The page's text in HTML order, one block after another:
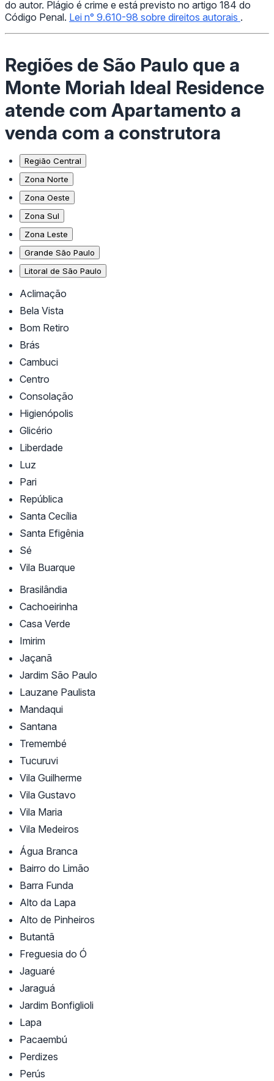
do autor. Plágio é crime e está previsto no artigo 184 do
Código Penal. Lei n° 9.610-98 sobre direitos autorais .
Regiões de São Paulo que a
Monte Moriah Ideal Residence
atende com Apartamento a
venda com a construtora
Região Central
Zona Norte
Zona Oeste
Zona Sul
Zona Leste
Grande São Paulo
Litoral de São Paulo
Aclimação
Bela Vista
Bom Retiro
Brás
Cambuci
Centro
Consolação
Higienópolis
Glicério
Liberdade
Luz
Pari
República
Santa Cecília
Santa Efigênia
Sé
Vila Buarque
Brasilândia
Cachoeirinha
Casa Verde
Imirim
Jaçanã
Jardim São Paulo
Lauzane Paulista
Mandaqui
Santana
Tremembé
Tucuruvi
Vila Guilherme
Vila Gustavo
Vila Maria
Vila Medeiros
Água Branca
Bairro do Limão
Barra Funda
Alto da Lapa
Alto de Pinheiros
Butantã
Freguesia do Ó
Jaguaré
Jaraguá
Jardim Bonfiglioli
Lapa
Pacaembú
Perdizes
Perús